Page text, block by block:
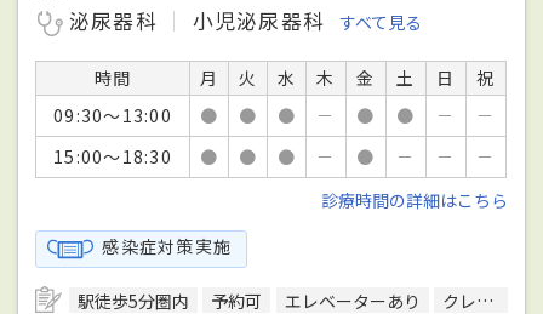
泌尿器科
小児泌尿器科 すべて見る
時間 月 火 水 木 金 土 日
祝
09:30～13:00
● ● ● － ● ● －
－
15:00～18:30
● ● ● － ● － －
－
診療時間の詳細はこちら
感染症対策実施
駅徒歩5分圏内 予約可 エレベーターあり
クレジットカード対応